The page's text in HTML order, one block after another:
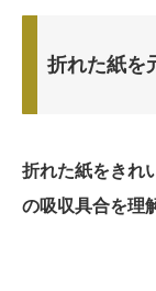
折れた紙を
折れた紙をきれ
の吸収具合を理